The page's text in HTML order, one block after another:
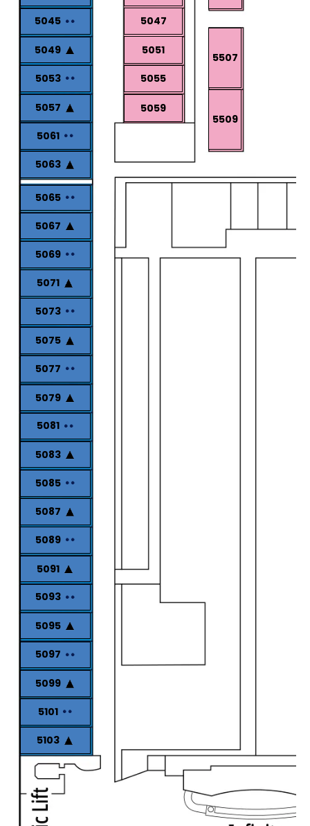
5045 5047
5049 5051
5053 5055
5057 5059
5061
5063
5065
5067
5069
5071
5073
5075
5077
5079
5081
5083
5085
5087
5089
5091
5093
5095
5097
5099
5101
5103
5507
5509